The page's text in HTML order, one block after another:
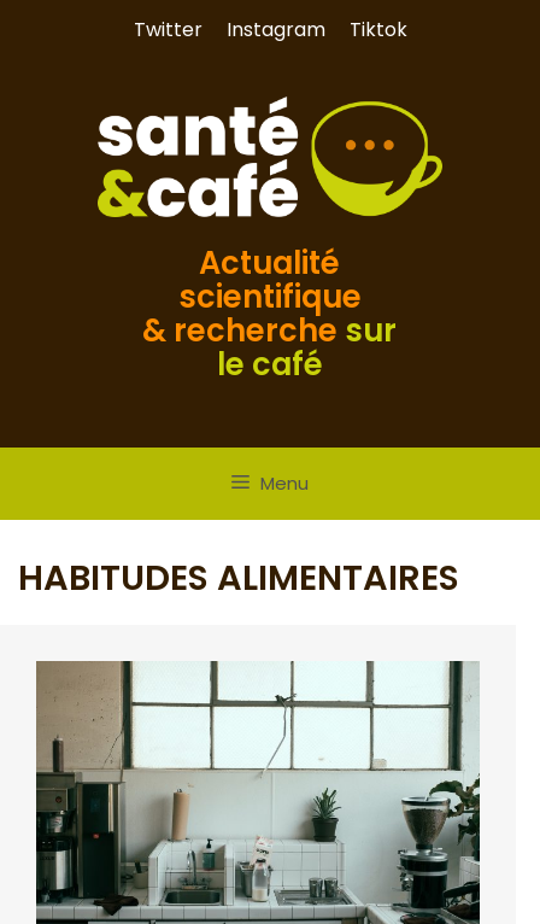
Twitter Instagram Tiktok
Actualité
scientifique
& recherche sur
le café
Menu
HABITUDES ALIMENTAIRES